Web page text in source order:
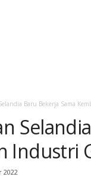
Baru Bekerja Sama
Industri
2022